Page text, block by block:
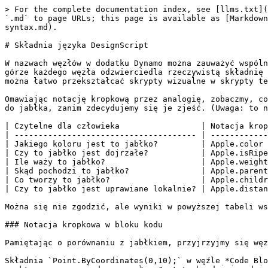
> For the complete documentation index, see [llms.txt](https://primer2.dynamobim.org/llms.txt). Markdown versions of documentation pages are available by appending `.md` to page URLs; this page is available as [Markdown](https://primer2.dynamobim.org/pl/8_coding_in_dynamo/8-1_code-blocks-and-design-script/2-design-script-syntax.md).

# Składnia języka DesignScript

W nazwach węzłów w dodatku Dynamo można zauważyć wspólną cechę: w każdym węźle używana jest składnia *„.”* bez spacji. Jest tak dlatego, że tekst znajdujący się na górze każdego węzła odzwierciedla rzeczywistą składnię skryptów, a znak *„.”* (lub *notacja kropkowa*) oddziela element od metod, które możemy wywołać. W ten sposób można łatwo przekształcać skrypty wizualne w skrypty tekstowe.

Omawiając notację kropkową przez analogię, zobaczmy, co możemy zrobić z parametrycznym jabłkiem w dodatku Dynamo. Poniżej przedstawiono kilka metod, które zastosujemy do jabłka, zanim zdecydujemy się je zjeść. (Uwaga: to nie są rzeczywiste metody dodatku Dynamo):

| Czytelne dla człowieka                 | Notacja kropkowa                                   | Wynik           |
| -------------------------------------- | -------------------------------------------------- | --------------- |
| Jakiego koloru jest to jabłko?         | Apple.color (Jabłko.kolor)                         | red (czerwone)  |
| Czy to jabłko jest dojrzałe?           | Apple.isRipe (Jabłko.czyDojrzałe)                  | true (prawda)   |
| Ile waży to jabłko?                    | Apple.weight (Jabłko.waga)                         | 6 uncji         |
| Skąd pochodzi to jabłko?               | Apple.parent (Jabłko.elementNadrzędny)             | tree (drzewo)   |
| Co tworzy to jabłko?                   | Apple.children (Jabłko.elementyPodrzędne)          | seeds (nasiona) |
| Czy to jabłko jest uprawiane lokalnie? | Apple.distanceFromOrchard (Jabłko.odległośćOdSadu) | 60 mil          |

Można się nie zgodzić, ale wyniki w powyższej tabeli wskazują, że to bardzo smaczne jabłko. Możemy zastosować do niego funkcję *Apple.eat()* (Jabłko.zjeść).

### Notacja kropkowa w bloku kodu

Pamiętając o porównaniu z jabłkiem, przyjrzyjmy się węzłowi *Point.ByCoordinates* i zobaczmy, jak można utworzyć punkt za pomocą węzła Code Block.

Składnia `Point.ByCoordinates(0,10);` w węźle *Code Block* daje taki sam wynik jak węzeł *Point.ByCoordinates* w dodatku Dynamo, z tą różnicą, że umożliwia utworzenie punktu za pomocą jednego węzła. Jest to bardziej wydajne niż łączenie oddzielnego węzła ze współrzędnymi *„X”* i *„Y”*.

!

> 1. Używając polecenia *Point.ByCoordinates* w węźle Code Block, określamy dane wejściowe w takiej samej kolejności jak w gotowym węźle: *(X,Y)*.

### Wywoływanie węzłów — tworzenie, operacje, zapytanie

Można wywołać dowolny zwykły węzeł w bibliotece za pomocą węzła Code Block, o ile nie jest to specjalny *węzeł interfejsu użytkownika*, pełniący szczególną funkcję w interfejsie użytkownika. Można na przykład wywołać węzeł *Circle.ByCenterPointRadius*, ale wywołanie węzła *Watch 3D* nie miałoby sensu.

Zwykłe węzły (stanowiące większość biblioteki) należą do trzech ogólnych typów. Warto zauważyć, że biblioteka jest uporządkowana zgodnie z tymi kategoriami. Metody, czyli węzły, tych trzech typów są traktowane inaczej po wywołaniu w bloku kodu.

!

> 1. **Create** — umożliwiają